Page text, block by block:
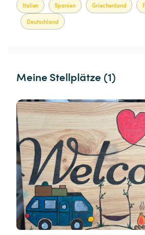
Italien Spanien Griechenland
Deutschland
Meine Stellplätze (1)